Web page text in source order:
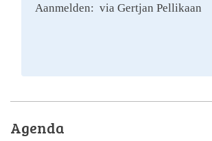
Aanmelden: via Gertjan Pellikaan
Agenda